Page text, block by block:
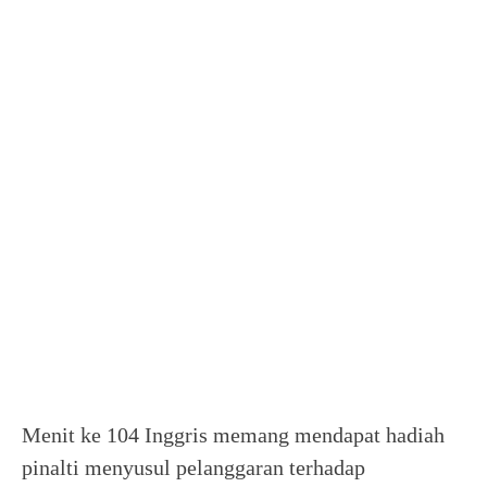
Menit ke 104 Inggris memang mendapat hadiah
pinalti menyusul pelanggaran terhadap